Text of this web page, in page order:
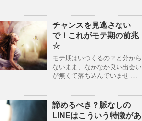
チャンスを見逃さない
で！これがモテ期の前兆
☆
モテ期はいつくるの？と分から
ないまま、なかなか良い出会い
が無くて落ち込んでいませ …
諦めるべき？脈なしの
LINEはこういう特徴があ